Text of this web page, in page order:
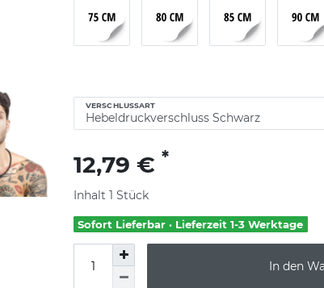
VERSCHLUSSART
12,79 € *
Inhalt 1 Stück
Sofort Lieferbar · Lieferzeit 1-3 Werktage
In den